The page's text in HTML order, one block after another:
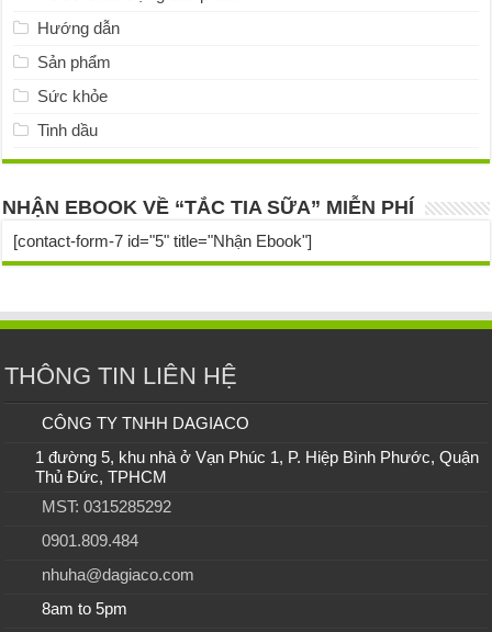
Hướng dẫn
Sản phẩm
Sức khỏe
Tinh dầu
NHẬN EBOOK VỀ “TẮC TIA SỮA” MIỄN PHÍ
[contact-form-7 id="5" title="Nhận Ebook"]
THÔNG TIN LIÊN HỆ
CÔNG TY TNHH DAGIACO
1 đường 5, khu nhà ở Vạn Phúc 1, P. Hiệp Bình Phước, Quận
Thủ Đức, TPHCM
MST: 0315285292
0901.809.484
nhuha@dagiaco.com
8am to 5pm